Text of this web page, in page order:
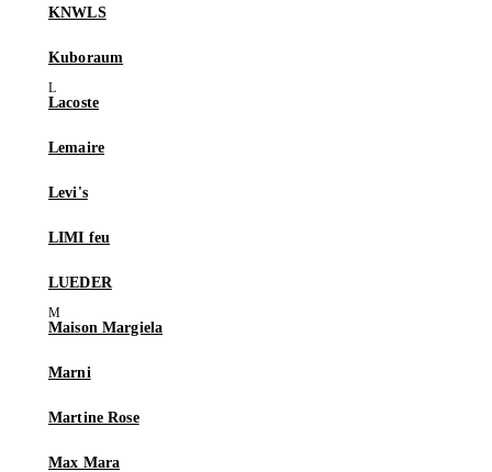
KNWLS
Kuboraum
Lacoste
Lemaire
Levi's
LIMI feu
LUEDER
Maison Margiela
Marni
Martine Rose
Max Mara